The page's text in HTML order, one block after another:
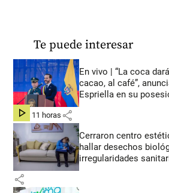
Te puede interesar
En vivo | “La coca
cacao, al café”,
Espriella en su
hace 11 horas share
Cerraron centro
hallar desechos
irregularidades
share